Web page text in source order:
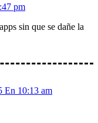
pm
sin que se dañe la
En 10:13 am